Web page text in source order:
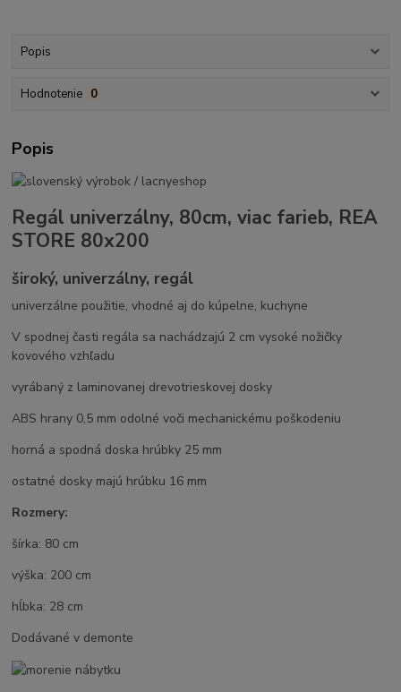
Popis
Hodnotenie 0
Popis
Regál univerzálny, 80cm, viac farieb, REA
STORE 80x200
široký, univerzálny, regál
univerzálne použitie, vhodné aj do kúpelne, kuchyne
V spodnej časti regála sa nachádzajú 2 cm vysoké nožičky
kovového vzhľadu
vyrábaný z laminovanej drevotrieskovej dosky
ABS hrany 0,5 mm odolné voči mechanickému poškodeniu
horná a spodná doska hrúbky 25 mm
ostatné dosky majú hrúbku 16 mm
Rozmery:
šírka: 80 cm
výška: 200 cm
hĺbka: 28 cm
Dodávané v demonte